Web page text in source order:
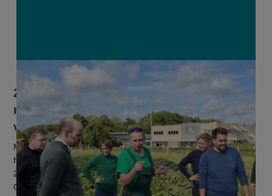
283 beleidsmensen ontdekken
maatschappelijke meerwaarde van
verbrede landbouw
Met het oogsten van groenten, het plukken van druiven en
fruit en een gps-speurtocht over land- en tuinbouw leefden
283 werknemers van de Vlaams Agentschap Innoveren en
Ondernemen (VLAIO) zi...